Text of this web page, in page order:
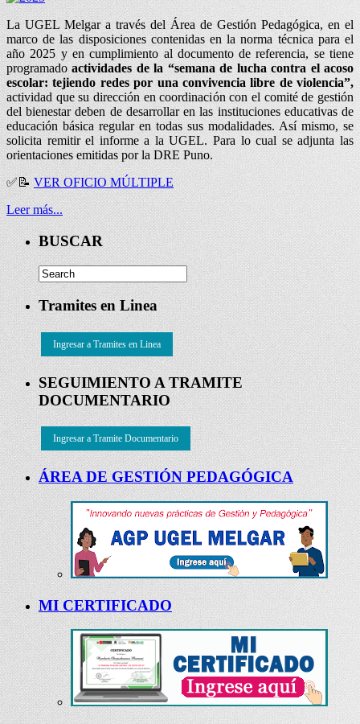
La UGEL Melgar a través del Área de Gestión Pedagógica, en el
marco de las disposiciones contenidas en la norma técnica para el
año 2025 y en cumplimiento al documento de referencia, se tiene
programadoactividades de la “semana de lucha contra el acoso
escolar: tejiendo redes por una convivencia libre de violencia”,
actividad que su dirección en coordinación con el comité de gestión
del bienestar deben de desarrollar en las instituciones educativas de
educación básica regular en todas sus modalidades. Así mismo, se
solicita remitir el informe a la UGEL. Para lo cual se adjunta las
orientaciones emitidas por la DRE Puno.
✅📝VER OFICIO MÚLTIPLE
Leer más...
BUSCAR
Tramites en Linea
Ingresar a Tramites en Linea
SEGUIMIENTO A TRAMITE
DOCUMENTARIO
Ingresar a Tramite Documentario
ÁREA DE GESTIÓN PEDAGÓGICA
MI CERTIFICADO